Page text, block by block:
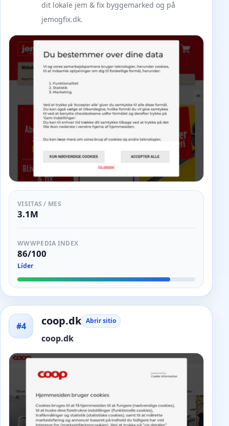
dit lokale jem & fix byggemarked og på
jemogfix.dk.
VISITAS / MES
3.1M
WWWPEDIA INDEX
86/100
Líder
#4 coop.dk Abrir sitio
coop.dk